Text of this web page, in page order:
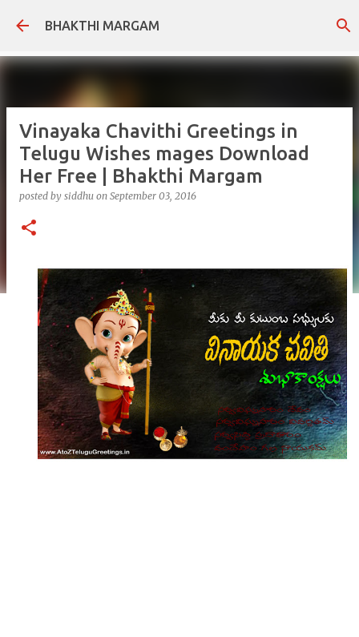
Skip to main content
BHAKTHI MARGAM
Vinayaka Chavithi Greetings in
Telugu Wishes mages Download
Her Free | Bhakthi Margam
posted by siddhu on September 03, 2016